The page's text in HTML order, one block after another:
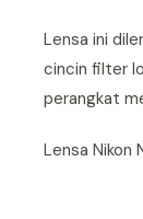
Lensa ini
cincin filter
perangkat
Lensa Nikon